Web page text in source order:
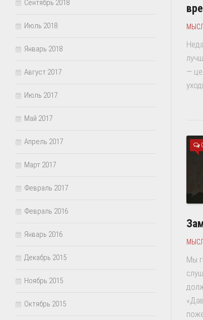
—
Мы
Сентябрь 2018
Июль 2018
Январь 2018
Август 2017
Июль 2017
Май 2017
Апрель 2017
Март 2017
Февраль 2017
Февраль 2016
Январь 2016
Декабрь 2015
Ноябрь 2015
Октябрь 2015